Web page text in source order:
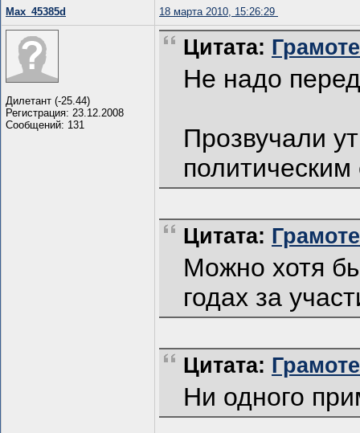
Max_45385d 18 марта 2010, 15:26:29
Дилетант (-25.44)
Регистрация: 23.12.2008
Сообщений: 131
Цитата:
Не надо
Прозвучали
Цитата:
Можно хотя
годах за
Цитата:
Ни одного